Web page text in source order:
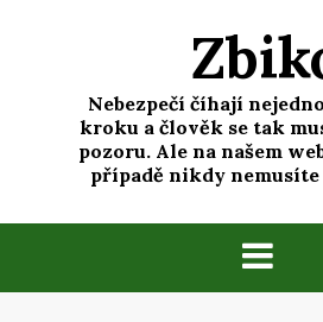
Nebezpečí číhají
kroku a člověk se tak
pozoru. Ale na našem
případě nikdy nemusíte